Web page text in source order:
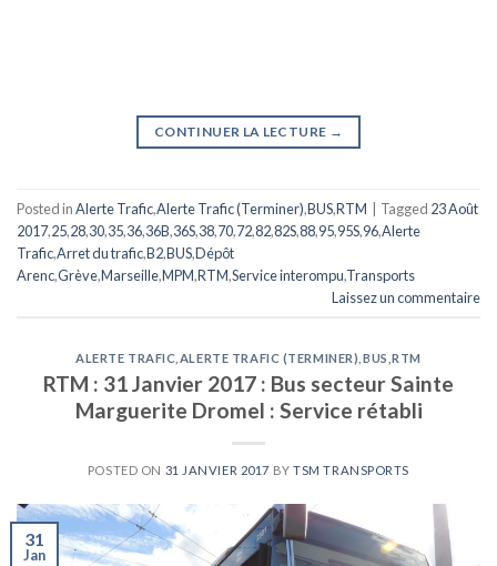
CONTINUER LA LECTURE →
Posted inAlerte Trafic,Alerte Trafic (Terminer),BUS,RTM Tagged 23 Août
2017,25,28,30,35,36,36B,36S,38,70,72,82,82S,88,95,95S,96,Alerte
Trafic,Arret du trafic,B2,BUS,Dépôt
Arenc,Grève,Marseille,MPM,RTM,Service interompu,Transports
Laissez un commentaire
ALERTE TRAFIC ALERTE TRAFIC (TERMINER) BUS ,RTM
RTM : 31 Janvier 2017 : Bus secteur Sainte
Marguerite Dromel : Service rétabli
POSTED ON 31 JANVIER 2017 BYTSM TRANSPORTS
31
Jan